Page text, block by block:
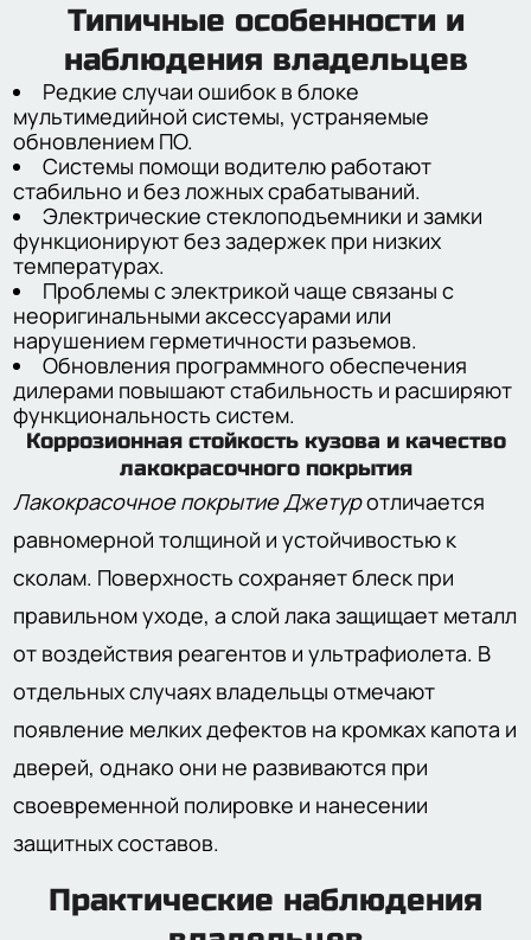
Типичные особенности и
наблюдения владельцев
Редкие случаи ошибок в блоке
мультимедийной системы, устраняемые
обновлением ПО.
Системы помощи водителю работают
стабильно и без ложных срабатываний.
Электрические стеклоподъемники и замки
функционируют без задержек при низких
температурах.
Проблемы с электрикой чаще связаны с
неоригинальными аксессуарами или
нарушением герметичности разъемов.
Обновления программного обеспечения
дилерами повышают стабильность и расширяют
функциональность систем.
Коррозионная стойкость кузова и качество
лакокрасочного покрытия
Лакокрасочное покрытие Джетуротличается
равномерной толщиной и устойчивостью к
сколам. Поверхность сохраняет блеск при
правильном уходе, а слой лака защищает металл
от воздействия реагентов и ультрафиолета. В
отдельных случаях владельцы отмечают
появление мелких дефектов на кромках капота и
дверей, однако они не развиваются при
своевременной полировке и нанесении
защитных составов.
Практические наблюдения